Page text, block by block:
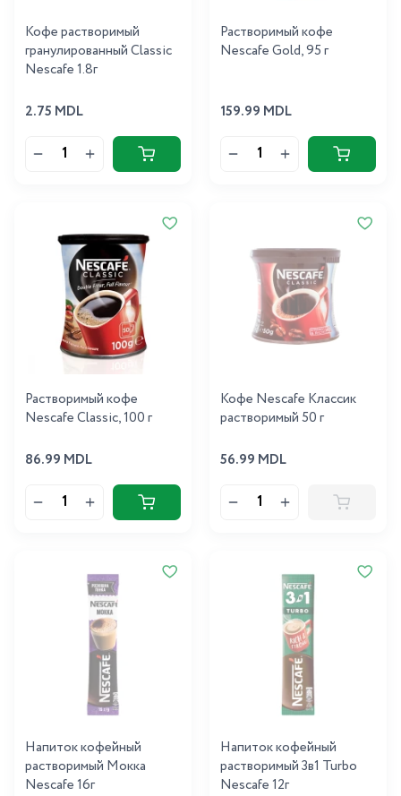
Кофе растворимый
гранулированный Classic
Nescafe 1.8г
2.75 MDL
Растворимый кофе
Nescafe Gold, 95 г
159.99 MDL
Растворимый кофе
Nescafe Classic, 100 г
86.99 MDL
Кофе Nescafe Классик
растворимый 50 г
56.99 MDL
Напиток кофейный
растворимый Мокка
Nescafe 16г
Напиток кофейный
растворимый 3в1 Turbo
Nescafe 12г